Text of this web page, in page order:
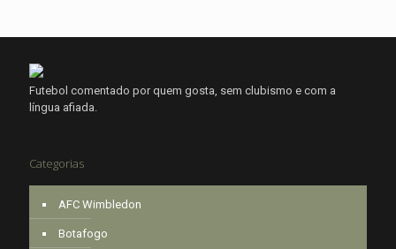
Futebol comentado por quem gosta, sem clubismo e com a
língua afiada.
Categorias
AFC Wimbledon
Botafogo